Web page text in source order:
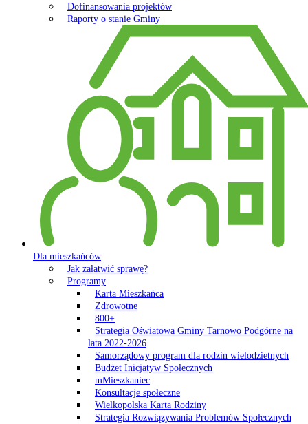
Dofinansowania projektów
Raporty o stanie Gminy
Dla mieszkańców
Jak załatwić sprawę?
Programy
Karta Mieszkańca
Zdrowotne
800+
Strategia Oświatowa Gminy Tarnowo Podgórne na
lata 2022-2026
Samorządowy program dla rodzin wielodzietnych
Budżet Inicjatyw Społecznych
mMieszkaniec
Konsultacje społeczne
Wielkopolska Karta Rodziny
Strategia Rozwiązywania Problemów Społecznych